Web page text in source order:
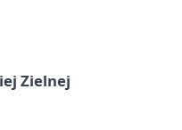
Zielnej